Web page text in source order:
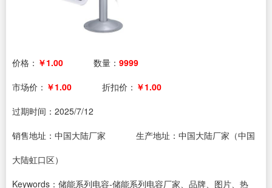
价格： ￥1.00 数量： 9999
市场价： ￥1.00 折扣价： ￥1.00
过期时间： 2025/7/12
销售地址：中国大陆厂家
生产地址：中国大陆厂家（中国
大陆虹口区）
Keywords：储能系列电容-储能系列电容厂家、品牌、图片、热